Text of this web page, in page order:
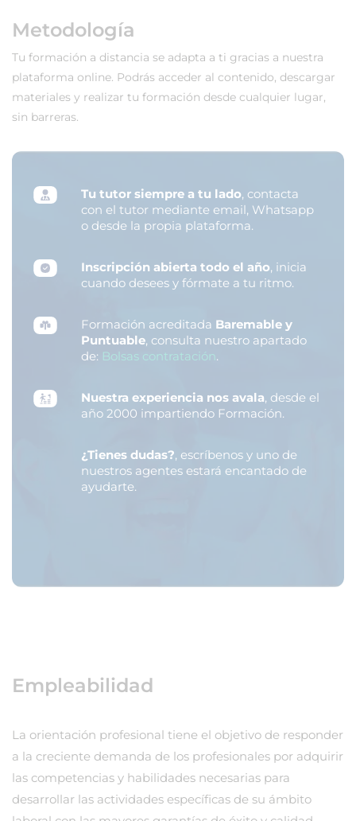
Metodología
Tu formación a distancia se adapta a ti gracias a nuestra
plataforma online. Podrás acceder al contenido, descargar
materiales y realizar tu formación desde cualquier lugar,
sin barreras.
Tu tutor siempre a tu lado, contacta
con el tutor mediante email, Whatsapp
o desde la propia plataforma.
Inscripción abierta todo el año, inicia
cuando desees y fórmate a tu ritmo.
Formación acreditada Baremable y
Puntuable, consulta nuestro apartado
de: Bolsas contratación.
Nuestra experiencia nos avala, desde el
año 2000 impartiendo Formación.
¿Tienes dudas?, escríbenos y uno de
nuestros agentes estará encantado de
ayudarte.
Empleabilidad
La orientación profesional tiene el objetivo de responder
a la creciente demanda de los profesionales por adquirir
las competencias y habilidades necesarias para
desarrollar las actividades específicas de su ámbito